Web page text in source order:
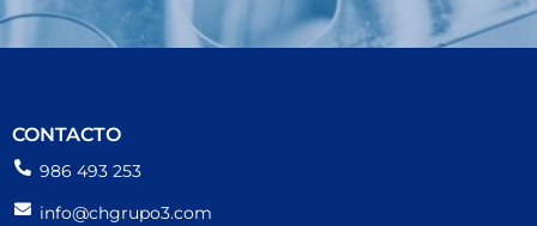
CONTACTO
986 493 253
info@chgrupo3.com